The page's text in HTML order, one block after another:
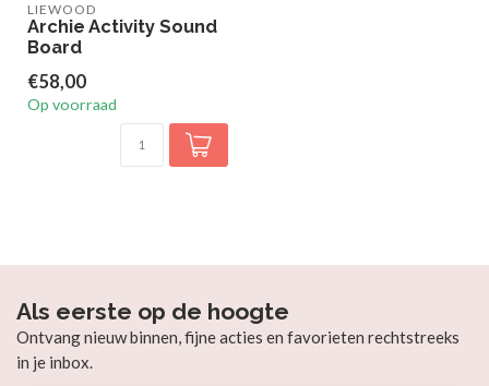
LIEWOOD
Archie Activity Sound
Board
€58,00
Op voorraad
Als eerste op de hoogte
Ontvang nieuw binnen, fijne acties en favorieten rechtstreeks
in je inbox.